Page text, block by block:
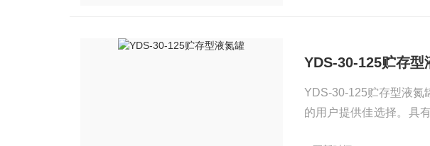
YDS-30-125贮存型
YDS-30-125贮存型液氮
的用户提供佳选择。具